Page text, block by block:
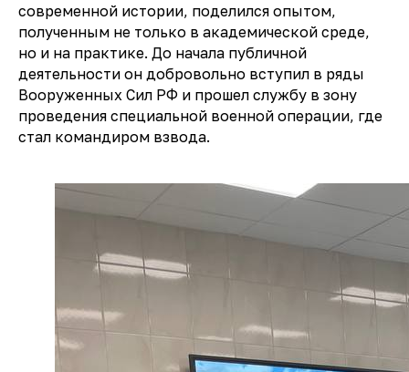
современной истории, поделился опытом,
полученным не только в академической среде,
но и на практике. До начала публичной
деятельности он добровольно вступил в ряды
Вооруженных Сил РФ и прошел службу в зону
проведения специальной военной операции, где
стал командиром взвода.